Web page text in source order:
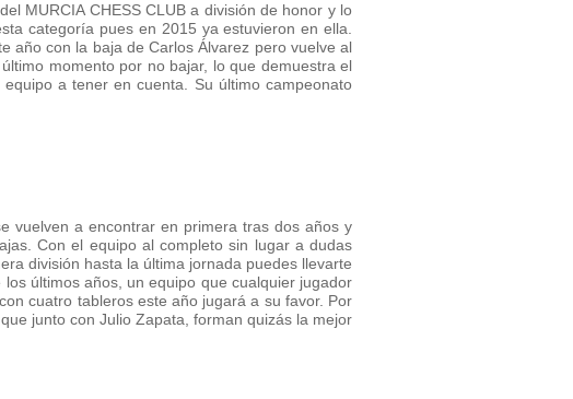
MURCIA CHESS CLUB a división de honor y lo
categoría pues en 2015 ya estuvieron en ella.
año con la baja de Carlos Álvarez pero vuelve al
momento por no bajar, lo que demuestra el
a tener en cuenta. Su último campeonato
vuelven a encontrar en primera tras dos años y
Con el equipo al completo sin lugar a dudas
división hasta la última jornada puedes llevarte
últimos años, un equipo que cualquier jugador
cuatro tableros este año jugará a su favor. Por
junto con Julio Zapata, forman quizás la mejor